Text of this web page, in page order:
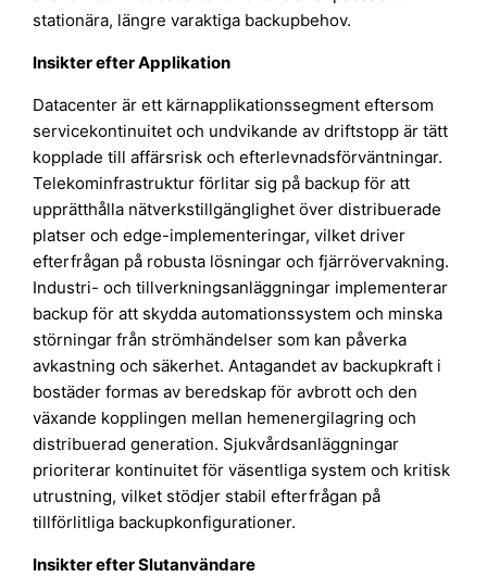
stationära, längre varaktiga backupbehov.
Insikter efter Applikation
Datacenter är ett kärnapplikationssegment eftersom
servicekontinuitet och undvikande av driftstopp är tätt
kopplade till affärsrisk och efterlevnadsförväntningar.
Telekominfrastruktur förlitar sig på backup för att
upprätthålla nätverkstillgänglighet över distribuerade
platser och edge-implementeringar, vilket driver
efterfrågan på robusta lösningar och fjärrövervakning.
Industri- och tillverkningsanläggningar implementerar
backup för att skydda automationssystem och minska
störningar från strömhändelser som kan påverka
avkastning och säkerhet. Antagandet av backupkraft i
bostäder formas av beredskap för avbrott och den
växande kopplingen mellan hemenergilagring och
distribuerad generation. Sjukvårdsanläggningar
prioriterar kontinuitet för väsentliga system och kritisk
utrustning, vilket stödjer stabil efterfrågan på
tillförlitliga backupkonfigurationer.
Insikter efter Slutanvändare